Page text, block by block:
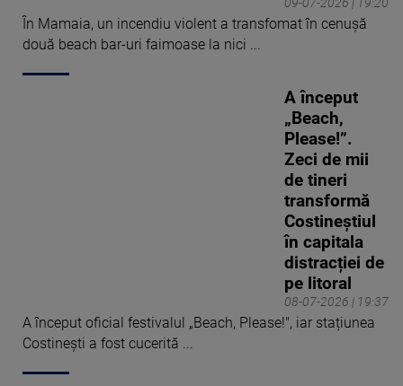
În Mamaia, un incendiu violent a transfomat în cenușă
două beach bar-uri faimoase la nici ...
08-07-2026 | 19:37
A început
„Beach,
Please!”.
Zeci de mii
de tineri
transformă
Costineștiul
în capitala
distracției de
pe litoral
A început oficial festivalul „Beach, Please!", iar stațiunea
Costinești a fost cucerită ...